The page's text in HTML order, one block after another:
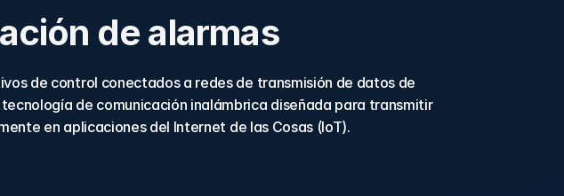
de alarmas
de control conectados a redes de transmisión de datos de
de comunicación inalámbrica diseñada para transmitir
en aplicaciones del Internet de las Cosas (IoT).